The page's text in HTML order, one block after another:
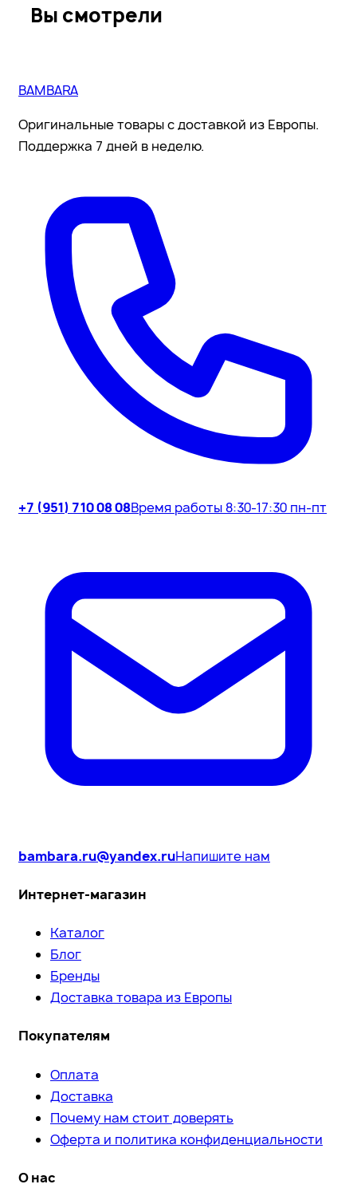
Вы смотрели
BAMBARA
Оригинальные товары с доставкой из Европы.
Поддержка 7 дней в неделю.
+7 (951) 710 08 08Время работы 8:30-17:30 пн-пт
bambara.ru@yandex.ruНапишите нам
Интернет-магазин
Каталог
Блог
Бренды
Доставка товара из Европы
Покупателям
Оплата
Доставка
Почему нам стоит доверять
Оферта и политика конфиденциальности
О нас